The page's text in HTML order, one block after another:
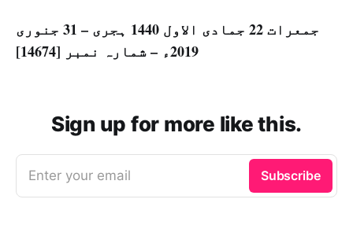
جمعرات 22 جمادی الاول 1440 ہجری – 31 جنوری
2019ء – شمارہ نمبر [14674]
Sign up for more like this.
Enter your email Subscribe